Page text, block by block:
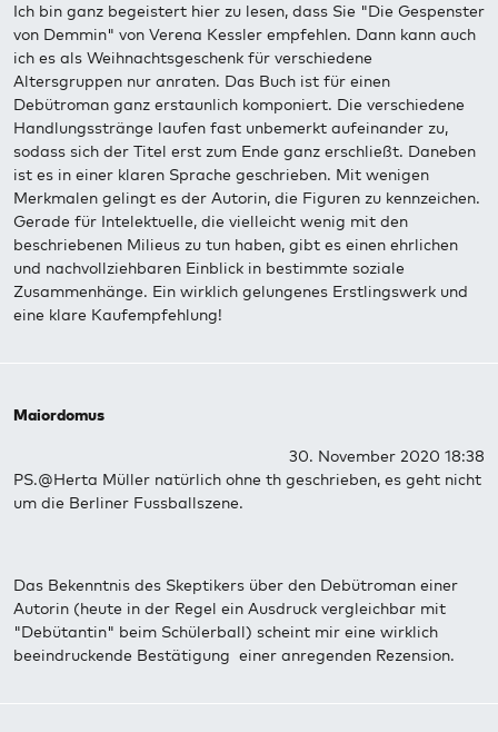
Ich bin ganz begeistert hier zu lesen, dass Sie "Die Gespenster
von Demmin" von Verena Kessler empfehlen. Dann kann auch
ich es als Weihnachtsgeschenk für verschiedene
Altersgruppen nur anraten. Das Buch ist für einen
Debütroman ganz erstaunlich komponiert. Die verschiedene
Handlungsstränge laufen fast unbemerkt aufeinander zu,
sodass sich der Titel erst zum Ende ganz erschließt. Daneben
ist es in einer klaren Sprache geschrieben. Mit wenigen
Merkmalen gelingt es der Autorin, die Figuren zu kennzeichen.
Gerade für Intelektuelle, die vielleicht wenig mit den
beschriebenen Milieus zu tun haben, gibt es einen ehrlichen
und nachvollziehbaren Einblick in bestimmte soziale
Zusammenhänge. Ein wirklich gelungenes Erstlingswerk und
eine klare Kaufempfehlung!
Maiordomus
30. November 2020 18:38
PS.@Herta Müller natürlich ohne th geschrieben, es geht nicht
um die Berliner Fussballszene.
Das Bekenntnis des Skeptikers über den Debütroman einer
Autorin (heute in der Regel ein Ausdruck vergleichbar mit
"Debütantin" beim Schülerball) scheint mir eine wirklich
beeindruckende Bestätigung einer anregenden Rezension.